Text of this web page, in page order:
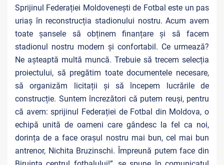
Sprijinul Federației Moldovenești de Fotbal este un pas
uriaș în reconstrucția stadionului nostru. Acum avem
toate șansele să obținem finanțare și să facem
stadionul nostru modern și confortabil. Ce urmează?
Ne așteaptă multă muncă. Trebuie să trecem selecția
proiectului, să pregătim toate documentele necesare,
să organizăm licitații și să începem lucrările de
construcție. Suntem încrezători că putem reuși, pentru
că avem: sprijinul Federației de Fotbal din Moldova, o
echipă unită de oameni care gândesc la fel ca noi,
dorința de a face orașul nostru mai bun, cel mai bun
antrenor, Nichita Bruzinschi. Împreună putem face din